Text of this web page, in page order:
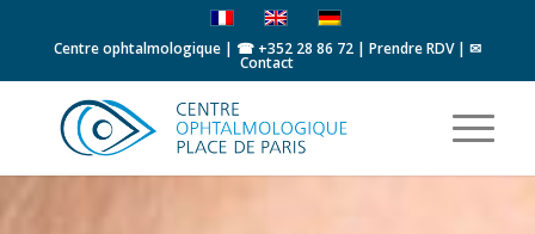
Centre ophtalmologique | ☎ +352 28 86 72| Prendre RDV| ✉
Contact